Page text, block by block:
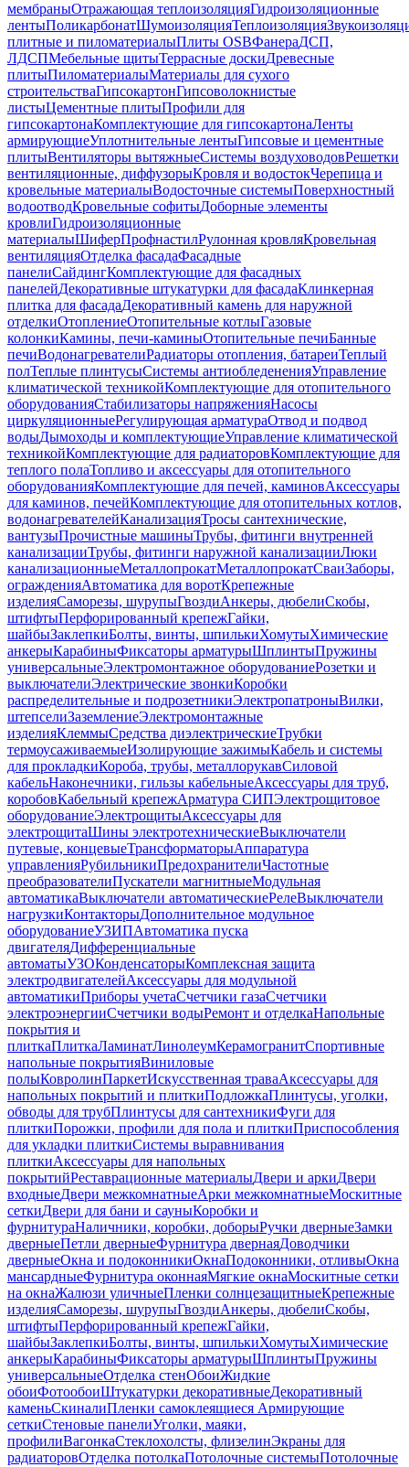
мембраныОтражающая теплоизоляцияГидроизоляционные
лентыПоликарбонатШумоизоляцияТеплоизоляция
плитные и пиломатериалыПлиты OSBФанераДСП,
ЛДСПМебельные щитыТеррасные доскиДревесные
плитыПиломатериалыМатериалы для сухого
строительстваГипсокартонГипсоволокнистые
листыЦементные плитыПрофили для
гипсокартонаКомплектующие для гипсокартонаЛенты
армирующиеУплотнительные лентыГипсовые и цементные
плитыВентиляторы вытяжныеСистемы воздуховодовРешетки
вентиляционные, диффузорыКровля и водостокЧерепица и
кровельные материалыВодосточные системыПоверхностный
водоотводКровельные софитыДоборные элементы
кровлиГидроизоляционные
материалыШиферПрофнастилРулонная кровляКровельная
вентиляцияОтделка фасадаФасадные
панелиСайдингКомплектующие для фасадных
панелейДекоративные штукатурки для фасадаКлинкерная
плитка для фасадаДекоративный камень для наружной
отделкиОтоплениеОтопительные котлыГазовые
колонкиКамины, печи-каминыОтопительные печиБанные
печиВодонагревателиРадиаторы отопления, батареиТеплый
полТеплые плинтусыСистемы антиобледененияУправление
климатической техникойКомплектующие для отопительного
оборудованияСтабилизаторы напряженияНасосы
циркуляционныеРегулирующая арматураОтвод и подвод
водыДымоходы и комплектующиеУправление климатической
техникойКомплектующие для радиаторовКомплектующие для
теплого полаТопливо и аксессуары для отопительного
оборудованияКомплектующие для печей, каминовАксессуары
для каминов, печейКомплектующие для отопительных котлов,
водонагревателейКанализацияТросы сантехнические,
вантузыПрочистные машиныТрубы, фитинги внутренней
канализацииТрубы, фитинги наружной канализацииЛюки
канализационныеМеталлопрокатМеталлопрокатСваиЗаборы,
огражденияАвтоматика для воротКрепежные
изделияСаморезы, шурупыГвоздиАнкеры, дюбелиСкобы,
штифтыПерфорированный крепежГайки,
шайбыЗаклепкиБолты, винты, шпилькиХомутыХимические
анкерыКарабиныФиксаторы арматурыШплинтыПружины
универсальныеЭлектромонтажное оборудованиеРозетки и
выключателиЭлектрические звонкиКоробки
распределительные и подрозетникиЭлектропатроныВилки,
штепселиЗаземлениеЭлектромонтажные
изделияКлеммыСредства диэлектрическиеТрубки
термоусаживаемыеИзолирующие зажимыКабель и системы
для прокладкиКороба, трубы, металлорукавСиловой
кабельНаконечники, гильзы кабельныеАксессуары для труб,
коробовКабельный крепежАрматура СИПЭлектрощитовое
оборудованиеЭлектрощитыАксессуары для
электрощитаШины электротехническиеВыключатели
путевые, концевыеТрансформаторыАппаратура
управленияРубильникиПредохранителиЧастотные
преобразователиПускатели магнитныеМодульная
автоматикаВыключатели автоматическиеРелеВыключатели
нагрузкиКонтакторыДополнительное модульное
оборудованиеУЗИПАвтоматика пуска
двигателяДифференциальные
автоматыУЗОКонденсаторыКомплексная защита
электродвигателейАксессуары для модульной
автоматикиПриборы учетаСчетчики газаСчетчики
электроэнергииСчетчики водыРемонт и отделкаНапольные
покрытия и
плиткаПлиткаЛаминатЛинолеумКерамогранитСпортивные
напольные покрытияВиниловые
полыКовролинПаркетИскусственная траваАксессуары для
напольных покрытий и плиткиПодложкаПлинтусы, уголки,
обводы для трубПлинтусы для сантехникиФуги для
плиткиПорожки, профили для пола и плиткиПриспособления
для укладки плиткиСистемы выравнивания
плиткиАксессуары для напольных
покрытийРеставрационные материалыДвери и аркиДвери
входныеДвери межкомнатныеАрки межкомнатныеМоскитные
сеткиДвери для бани и сауныКоробки и
фурнитураНаличники, коробки, доборыРучки дверныеЗамки
дверныеПетли дверныеФурнитура двернаяДоводчики
дверныеОкна и подоконникиОкнаПодоконники, отливыОкна
мансардныеФурнитура оконнаяМягкие окнаМоскитные сетки
на окнаЖалюзи уличныеПленки солнцезащитныеКрепежные
изделияСаморезы, шурупыГвоздиАнкеры, дюбелиСкобы,
штифтыПерфорированный крепежГайки,
шайбыЗаклепкиБолты, винты, шпилькиХомутыХимические
анкерыКарабиныФиксаторы арматурыШплинтыПружины
универсальныеОтделка стенОбоиЖидкие
обоиФотообоиШтукатурки декоративныеДекоративный
каменьСкиналиПленки самоклеящиеся Армирующие
сеткиСтеновые панелиУголки, маяки,
профилиВагонкаСтеклохолсты, флизелинЭкраны для
радиаторовОтделка потолкаПотолочные системыПотолочные